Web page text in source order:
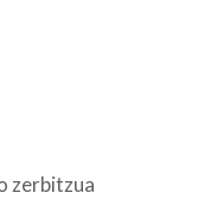
zerbitzua